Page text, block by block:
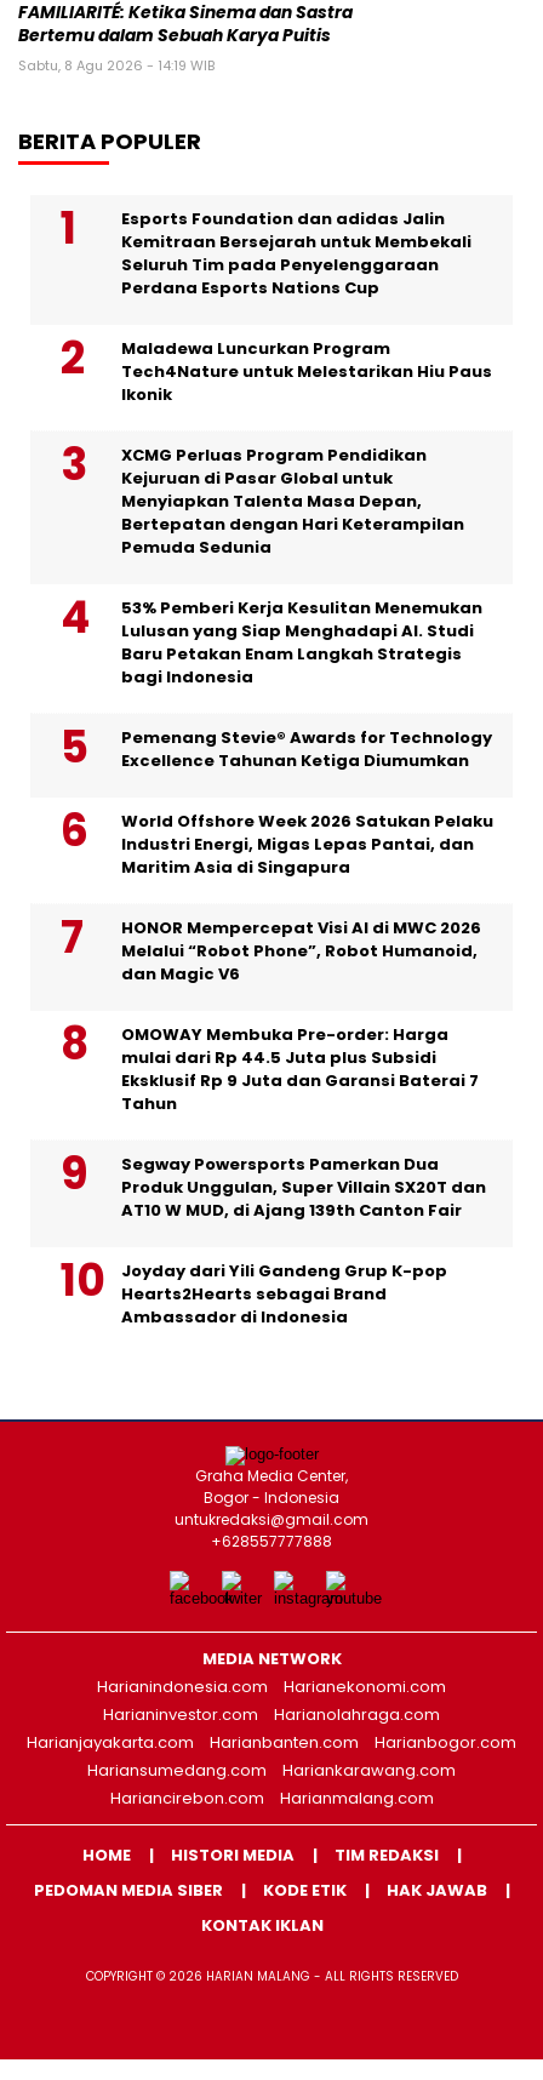
FAMILIARITÉ: Ketika Sinema dan Sastra
Bertemu dalam Sebuah Karya Puitis
Sabtu, 8 Agu 2026 - 14:19 WIB
BERITA POPULER
Esports Foundation dan adidas Jalin
Kemitraan Bersejarah untuk Membekali
Seluruh Tim pada Penyelenggaraan
Perdana Esports Nations Cup
Maladewa Luncurkan Program
Tech4Nature untuk Melestarikan Hiu Paus
Ikonik
XCMG Perluas Program Pendidikan
Kejuruan di Pasar Global untuk
Menyiapkan Talenta Masa Depan,
Bertepatan dengan Hari Keterampilan
Pemuda Sedunia
53% Pemberi Kerja Kesulitan Menemukan
Lulusan yang Siap Menghadapi AI. Studi
Baru Petakan Enam Langkah Strategis
bagi Indonesia
Pemenang Stevie® Awards for Technology
Excellence Tahunan Ketiga Diumumkan
World Offshore Week 2026 Satukan Pelaku
Industri Energi, Migas Lepas Pantai, dan
Maritim Asia di Singapura
HONOR Mempercepat Visi AI di MWC 2026
Melalui “Robot Phone”, Robot Humanoid,
dan Magic V6
OMOWAY Membuka Pre-order: Harga
mulai dari Rp 44.5 Juta plus Subsidi
Eksklusif Rp 9 Juta dan Garansi Baterai 7
Tahun
Segway Powersports Pamerkan Dua
Produk Unggulan, Super Villain SX20T dan
AT10 W MUD, di Ajang 139th Canton Fair
Joyday dari Yili Gandeng Grup K-pop
Hearts2Hearts sebagai Brand
Ambassador di Indonesia
Graha Media Center,
Bogor - Indonesia
untukredaksi@gmail.com
+628557777888
MEDIA NETWORK
Harianindonesia.com
Harianekonomi.com
Harianinvestor.com
Harianolahraga.com
Harianjayakarta.com
Harianbanten.com
Harianbogor.com
Hariansumedang.com
Hariankarawang.com
Hariancirebon.com
Harianmalang.com
HOME HISTORI MEDIA
TIM REDAKSI
PEDOMAN MEDIA SIBER
KODE ETIK
HAK JAWAB
KONTAK IKLAN
COPYRIGHT © 2026 HARIAN MALANG - ALL RIGHTS RESERVED